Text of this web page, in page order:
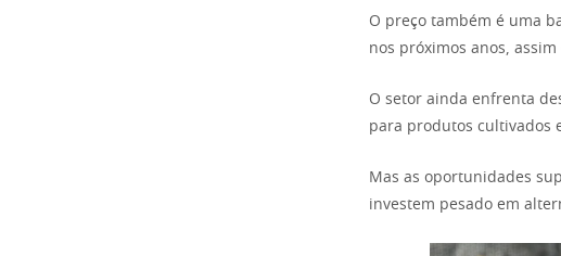
O preço também é uma
nos próximos anos,
O setor ainda enfrenta
para produtos cultivados
Mas as oportunidades
investem pesado em